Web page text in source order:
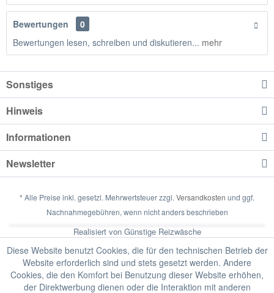
Bewertungen
0
Bewertungen lesen, schreiben und diskutieren... mehr
Sonstiges
Hinweis
Informationen
Newsletter
* Alle Preise inkl. gesetzl. Mehrwertsteuer zzgl. Versandkosten und ggf.
Nachnahmegebühren, wenn nicht anders beschrieben
Realisiert von Günstige Reizwäsche
Diese Website benutzt Cookies, die für den technischen Betrieb der
Website erforderlich sind und stets gesetzt werden. Andere
Cookies, die den Komfort bei Benutzung dieser Website erhöhen,
der Direktwerbung dienen oder die Interaktion mit anderen